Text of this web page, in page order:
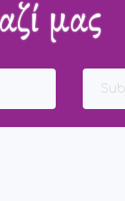
μας